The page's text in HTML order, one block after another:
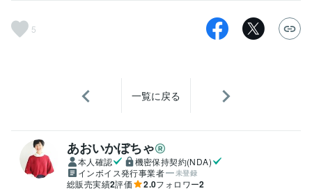
5
一覧に戻る
あおいかぼちゃ
本人確認
機密保持契約(NDA)
インボイス発行事業者
未登録
総販売実績2評価 2.0フォロワー2